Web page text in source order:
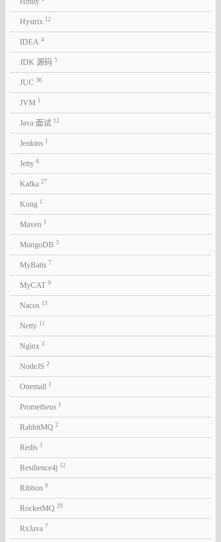
Hystrix 12
IDEA 4
JDK 源码 5
JUC 36
JVM 1
Java 面试 12
Jenkins 1
Jetty 6
Kafka 27
Kong 1
Maven 1
MongoDB 3
MyBatis 7
MyCAT 9
Nacos 13
Netty 11
Nginx 3
NodeJS 2
Onemall 1
Prometheus 1
RabbitMQ 2
Redis 3
Resilience4j 12
Ribbon 9
RocketMQ 29
RxJava 7